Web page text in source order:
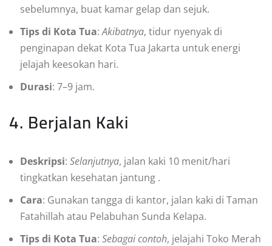
sebelumnya, buat kamar gelap dan sejuk.
Tips di Kota Tua:Akibatnya, tidur nyenyak di
penginapan dekat Kota Tua Jakarta untuk energi
jelajah keesokan hari.
Durasi: 7–9 jam.
4. Berjalan Kaki
Deskripsi: Selanjutnya, jalan kaki 10 menit/hari
tingkatkan kesehatan jantung .
Cara: Gunakan tangga di kantor, jalan kaki di Taman
Fatahillah atau Pelabuhan Sunda Kelapa.
Tips di Kota Tua: Sebagai contoh, jelajahi Toko Merah